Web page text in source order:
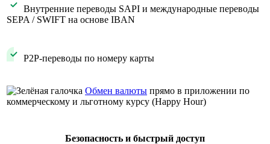
​ Внутренние переводы SAPI и международные переводы
SEPA / SWIFT на основе IBAN
​ P2P-переводы по номеру карты
Обмен валюты прямо в приложении по
коммерческому и льготному курсу (Happy Hour)
Безопасность и быстрый доступ